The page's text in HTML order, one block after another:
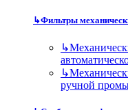
↳Фильтры
↳
↳
ручной